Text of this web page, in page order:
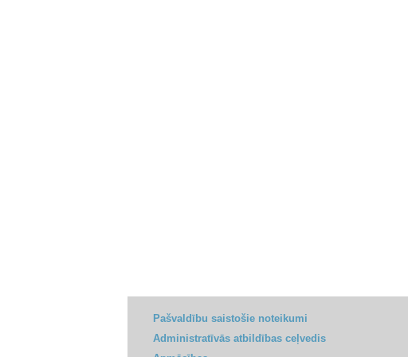
Pašvaldību saistošie noteikumi
Administratīvās atbildības ceļvedis